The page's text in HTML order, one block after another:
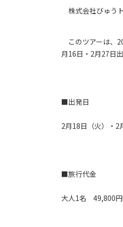
株式会社びゅう
このツアーは、
月16日・2月27日
■出発日
2月18日（火）・2
■旅行代金
大人1名 49,800